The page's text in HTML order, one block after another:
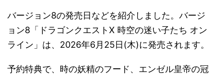
バージョン8の発売日などを紹介しました。バージ
ョン8「ドラゴンクエストX 時空の迷い子たち オン
ライン」は、2026年6月25日(木)に発売されます。
予約特典で、時の妖精のフード、エンゼル皇帝の冠